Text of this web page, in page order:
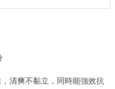
清爽不黏立，同時能強效抗